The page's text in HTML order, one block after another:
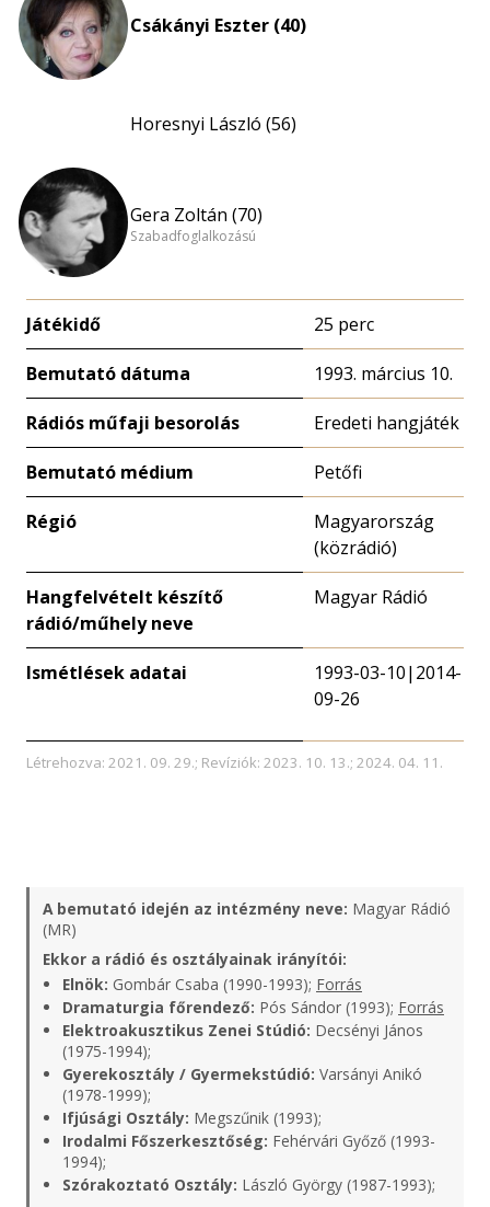
Csákányi Eszter (40)
Horesnyi László (56)
Gera Zoltán (70)
Szabadfoglalkozású
Játékidő 25 perc
Bemutató dátuma 1993. március 10.
Rádiós műfaji besorolás Eredeti hangjáték
Bemutató médium Petőfi
Régió
Magyarország
(közrádió)
Hangfelvételt készítő
rádió/műhely neve
Magyar Rádió
Ismétlések adatai
1993-03-10|2014-
09-26
Létrehozva: 2021. 09. 29.; Revíziók: 2023. 10. 13.; 2024. 04. 11.
A bemutató idején az intézmény neve: Magyar Rádió
(MR)
Ekkor a rádió és osztályainak irányítói:
Elnök: Gombár Csaba (1990-1993); Forrás
Dramaturgia főrendező: Pós Sándor (1993); Forrás
Elektroakusztikus Zenei Stúdió: Decsényi János
(1975-1994);
Gyerekosztály / Gyermekstúdió: Varsányi Anikó
(1978-1999);
Ifjúsági Osztály: Megszűnik (1993);
Irodalmi Főszerkesztőség: Fehérvári Győző (1993-
1994);
Szórakoztató Osztály: László György (1987-1993);